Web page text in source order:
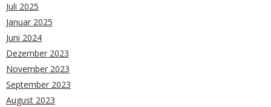
Juli 2025
Januar 2025
Juni 2024
Dezember 2023
November 2023
September 2023
August 2023